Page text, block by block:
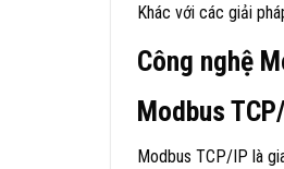
Khác với các giải
Công nghệ
Modbus
Modbus TCP/IP là